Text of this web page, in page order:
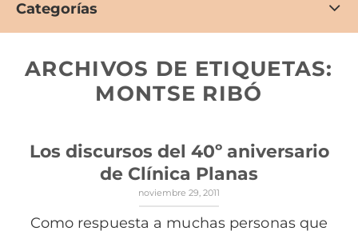
Categorías
ARCHIVOS DE ETIQUETAS:
MONTSE RIBÓ
Los discursos del 40º aniversario
de Clínica Planas
noviembre 29, 2011
Como respuesta a muchas personas que